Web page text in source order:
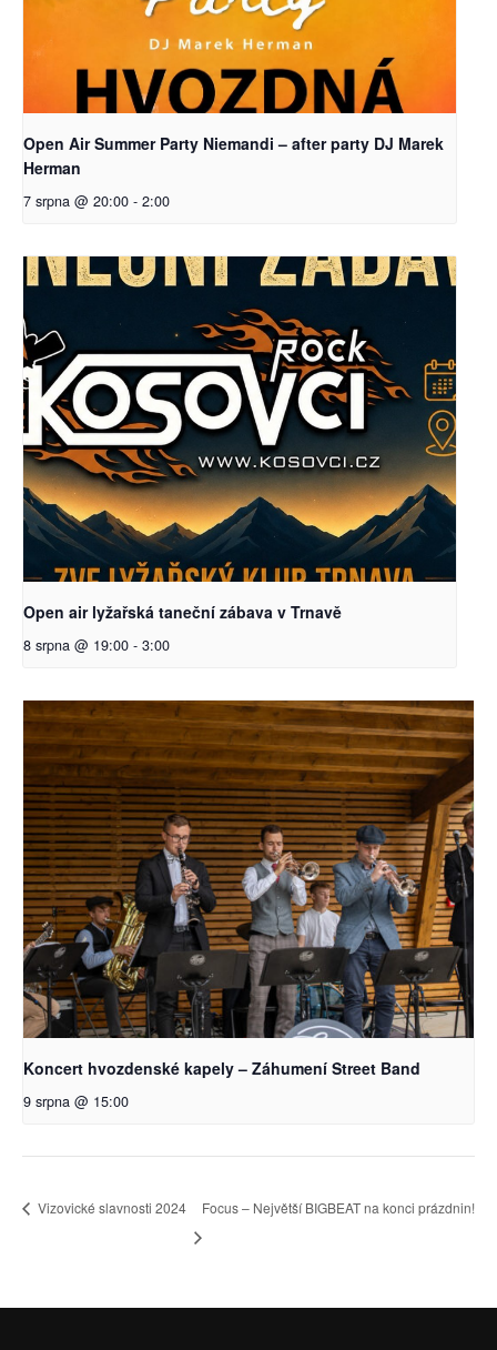
Open Air Summer Party Niemandi – after party DJ Marek
Herman
7 srpna @ 20:00 - 2:00
Open air lyžařská taneční zábava v Trnavě
8 srpna @ 19:00 - 3:00
Koncert hvozdenské kapely – Záhumení Street Band
9 srpna @ 15:00
Vizovické slavnosti 2024 Focus – Největší BIGBEAT na konci prázdnin!